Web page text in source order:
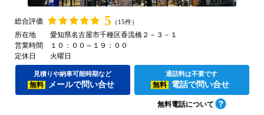
総合評価 5 （15件）
所在地
愛知県名古屋市千種区香流橋２－３－１
営業時間
１０：００～１９：００
定休日
火曜日
見積りや納車可能時期など
無料 メールで問い合せ
通話料は不要です
無料 電話で問い合せ
無料電話について